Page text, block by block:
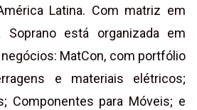
Latina. Com matriz em
Soprano está organizada em
MatCon, com portfólio
e materiais elétricos;
Componentes para Móveis; e